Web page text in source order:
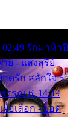
รักมาห้าปี
ย - แสงสุรีย์
อดรัก สลักใจ 5.
รรณ 6. 14:49
ผื่อเลือก - ยอด